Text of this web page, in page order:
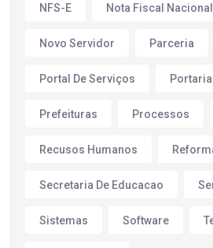
NFS-E Nota Fiscal Nacional
Novo Servidor Parceria
Portal De Serviços
Prefeituras Processos
Recusos Humanos
Secretaria De Educacao
Sistemas Software